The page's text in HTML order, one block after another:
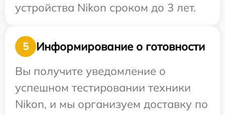
устройства Nikon сроком до 3 лет.
5
Информирование о готовности
Вы получите уведомление о
успешном тестировании техники
Nikon, и мы организуем доставку по